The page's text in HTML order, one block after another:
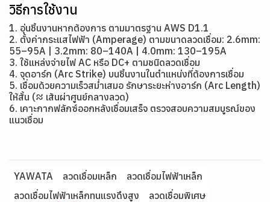
วิธีการใช้งาน
1. อุ่นชิ้นงานหากต้องการ ตามมาตรฐาน AWS D1.1
2. ตั้งค่ากระแสไฟฟ้า (Amperage) ตามขนาดลวดเชื่อม: 2.6mm:
55–95A | 3.2mm: 80–140A | 4.0mm: 130–195A
3. ใช้แหล่งจ่ายไฟ AC หรือ DC+ ตามชนิดลวดเชื่อม
4. จุดอาร์ก (Arc Strike) บนชิ้นงานในตำแหน่งที่ต้องการเชื่อม
5. เชื่อมด้วยความเร็วสม่ำเสมอ รักษาระยะห่างอาร์ก (Arc Length)
ให้สั้น (≈ เส้นผ่าศูนย์กลางลวด)
6. เคาะกากฟลักซ์ออกหลังเชื่อมเสร็จ ตรวจสอบความสมบูรณ์ของ
แนวเชื่อม
YAWATA ลวดเชื่อมเหล็ก
ลวดเชื่อมไฟฟ้าเหล็ก
ลวดเชื่อมไฟฟ้าเหล็กทนแรงดึงสูง
ลวดเชื่อมพิเศษ